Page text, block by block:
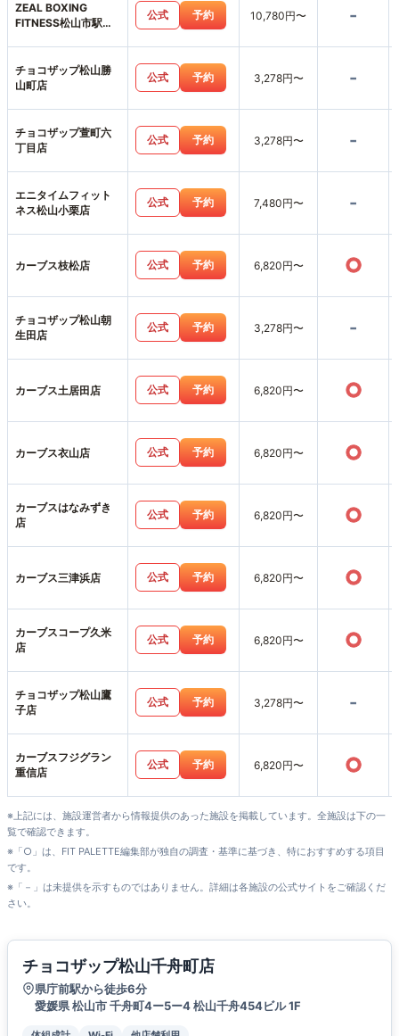
ZEAL BOXING
FITNESS松山市駅前
公式 予約 10,780円〜 -
チョコザップ松山勝
山町店
公式 予約 3,278円〜 -
チョコザップ萱町六
丁目店
公式 予約 3,278円〜 -
エニタイムフィット
ネス松山小栗店
公式 予約 7,480円〜 -
カーブス枝松店 公式 予約 6,820円〜 ○
チョコザップ松山朝
生田店
公式 予約 3,278円〜 -
カーブス土居田店 公式 予約 6,820円〜 ○
カーブス衣山店 公式 予約 6,820円〜 ○
カーブスはなみずき
店
公式 予約 6,820円〜 ○
カーブス三津浜店 公式 予約 6,820円〜 ○
カーブスコープ久米
店
公式 予約 6,820円〜 ○
チョコザップ松山鷹
子店
公式 予約 3,278円〜 -
カーブスフジグラン
重信店
公式 予約 6,820円〜 ○
※上記には、施設運営者から情報提供のあった施設を掲載しています。全施設は下の一
覧で確認できます。
※「○」は、FIT PALETTE編集部が独自の調査・基準に基づき、特におすすめする項目
です。
※「－」は未提供を示すものではありません。詳細は各施設の公式サイトをご確認くだ
さい。
チョコザップ松山千舟町店
県庁前駅から徒歩6分
愛媛県 松山市 千舟町4ー5ー4 松山千舟454ビル 1F